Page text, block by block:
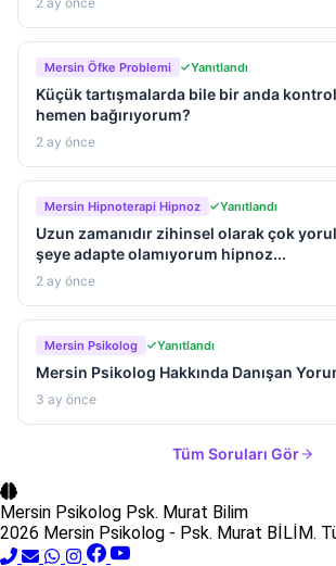
Mersin Öfke Problemi Yanıtlandı
Küçük tartışmalarda bile bir anda
hemen bağırıyorum?
2 ay önce
Mersin Hipnoterapi Hipnoz Yanıtlandı
Uzun zamanıdır zihinsel olarak çok
şeye adapte olamıyorum hipnoz...
2 ay önce
Mersin Psikolog Yanıtlandı
Mersin Psikolog Hakkında Danışan
3 ay önce
Tüm Soruları Gör
Mersin Psikolog Psk. Murat Bilim
2026 Mersin Psikolog - Psk. Murat BİLİM.